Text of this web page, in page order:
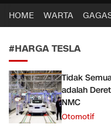
CEKBER
Berita Jelas, Analisis
HOME WARTA
#HARGA TESLA
Tidak
adalah
NMC
Otomotif